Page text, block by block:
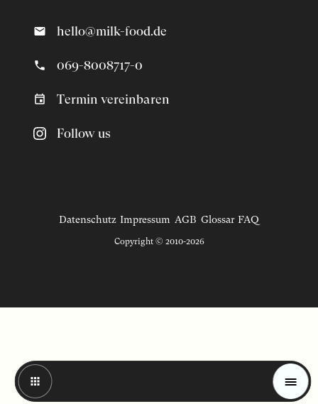
hello@milk-food.de
069-8008717-0
Termin vereinbaren
Follow us
Datenschutz Impressum AGB Glossar FAQ
Copyright © 2010-2026